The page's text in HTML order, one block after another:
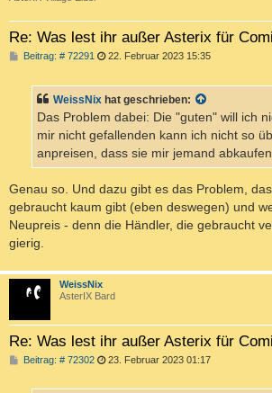
Re: Was lest ihr außer Asterix für
Beitrag: # 72291 B
r
a
22. Februar 2023 15:35
WeissNix hat geschrieben:
Das Problem dabei: Die "guten" will ich
mir nicht gefallenden kann ich nicht so
anpreisen, dass sie mir jemand abkaufen
Genau so. Und dazu gibt es das Problem,
gebraucht kaum gibt (eben deswegen) und
Neupreis - denn die Händler, die gebraucht
gierig.
WeissNix
AsterIX Bard
Re: Was lest ihr außer Asterix für
Beitrag: # 72302B 23. Februar 2023 01:17